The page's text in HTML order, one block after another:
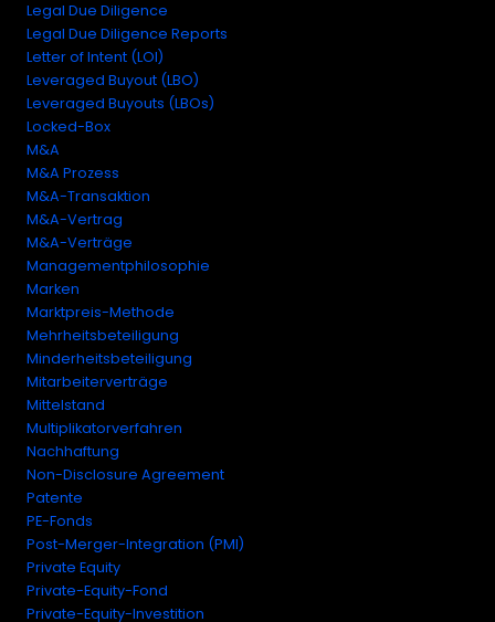
Legal Due Diligence
Legal Due Diligence Reports
Letter of Intent (LOI)
Leveraged Buyout (LBO)
Leveraged Buyouts (LBOs)
Locked-Box
M&A
M&A Prozess
M&A-Transaktion
M&A-Vertrag
M&A-Verträge
Managementphilosophie
Marken
Marktpreis-Methode
Mehrheitsbeteiligung
Minderheitsbeteiligung
Mitarbeiterverträge
Mittelstand
Multiplikatorverfahren
Nachhaftung
Non-Disclosure Agreement
Patente
PE-Fonds
Post-Merger-Integration (PMI)
Private Equity
Private-Equity-Fond
Private-Equity-Investition